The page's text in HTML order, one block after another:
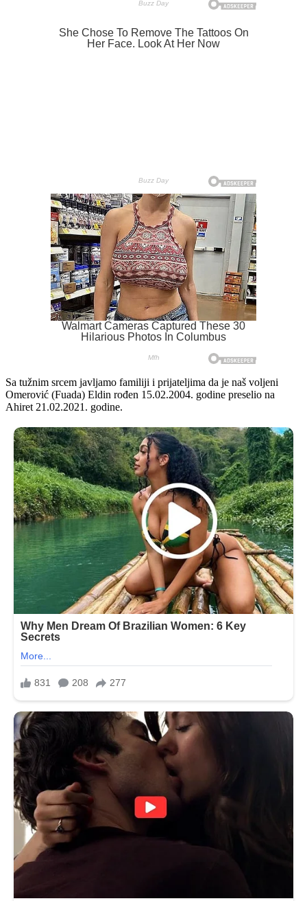
Sa tužnim srcem javljamo familiji i prijateljima da je naš voljeni
Omerović (Fuada) Eldin rođen 15.02.2004. godine preselio na
Ahiret 21.02.2021. godine.